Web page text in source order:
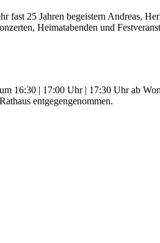
fast 25 Jahren begeistern Andreas,
Heimatabenden und
16:30 | 17:00 Uhr | 17:30 Uhr ab
entgegengenommen.